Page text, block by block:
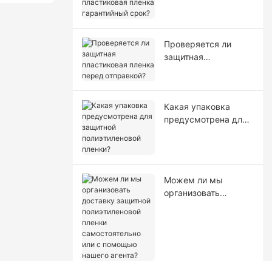
Проверяется ли
защитная
Какая упаковка
предусмотрена для
Можем ли мы
организовать